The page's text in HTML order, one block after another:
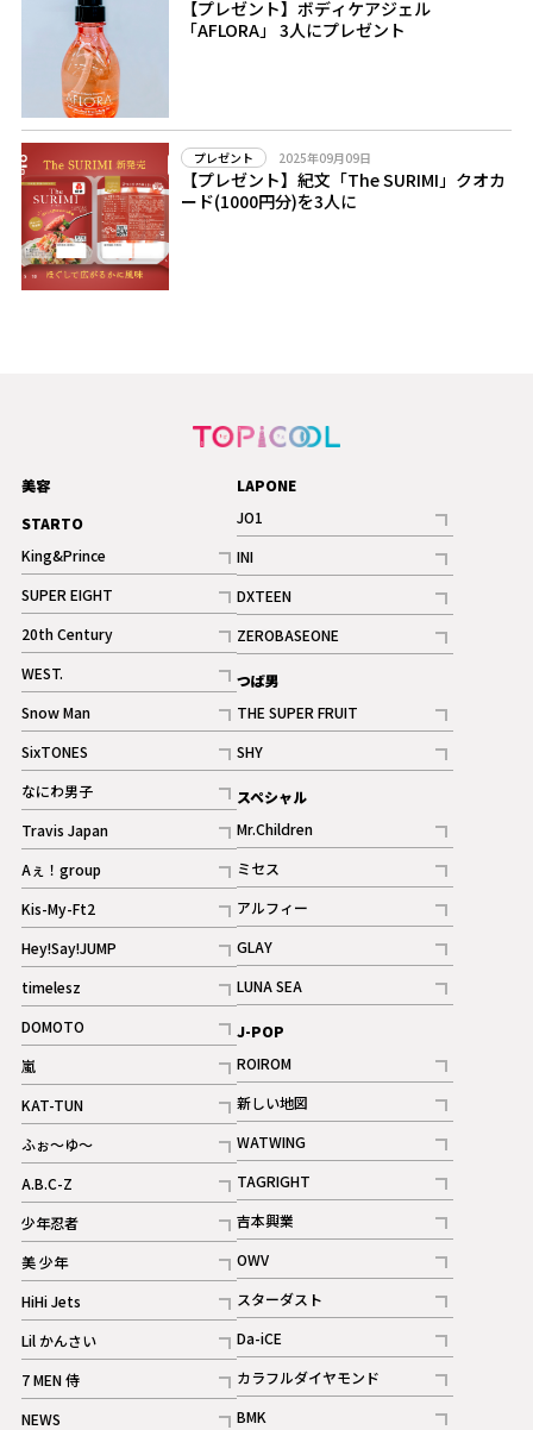
【プレゼント】ボディケアジェル
「AFLORA」 3人にプレゼント
プレゼント 2025年09月09日
【プレゼント】紀文「The SURIMI」クオカ
ード(1000円分)を3人に
美容
STARTO
King&Prince
記事
SUPER EIGHT
記事
20th Century
記事
WEST.
記事
Snow Man
記事
ギャラリー
SixTONES
記事
ギャラリー
なにわ男子
記事
Travis Japan
記事
Aぇ！group
記事
Kis-My-Ft2
記事
ギャラリー
Hey!Say!JUMP
記事
timelesz
記事
DOMOTO
記事
嵐
記事
KAT-TUN
記事
ふぉ～ゆ～
記事
A.B.C-Z
記事
ギャラリー
少年忍者
記事
美 少年
記事
HiHi Jets
記事
Lil かんさい
記事
7 MEN 侍
記事
NEWS
LAPONE
JO1
記事
INI
記事
ギャラリー
DXTEEN
記事
ギャラリー
ZEROBASEONE
記事
つば男
THE SUPER FRUIT
記事
SHY
記事
スペシャル
Mr.Children
記事
ミセス
記事
アルフィー
記事
GLAY
記事
LUNA SEA
記事
J-POP
ROIROM
記事
新しい地図
記事
WATWING
記事
TAGRIGHT
記事
吉本興業
記事
OWV
記事
ギャラリー
スターダスト
記事
Da-iCE
記事
カラフルダイヤモンド
記事
BMK